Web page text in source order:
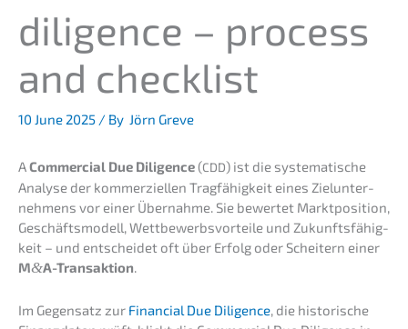
diligence – process
and checklist
10 June 2025 / By Jörn Greve
ACommer­cial Due Diligence (CDD) ist die syste­ma­ti­sche
Analy­se der kommer­zi­el­len Tragfä­hig­keit eines Zielun­ter­
neh­mens vor einer Übernah­me. Sie bewer­tet Markt­po­si­ti­on,
Geschäfts­mo­dell, Wettbe­werbs­vor­tei­le und Zukunfts­fä­hig­
keit – und entschei­det oft über Erfolg oder Schei­tern einer
M&A-Transaktion.
Im Gegen­satz zur Finan­cial Due Diligence, die histo­ri­sche